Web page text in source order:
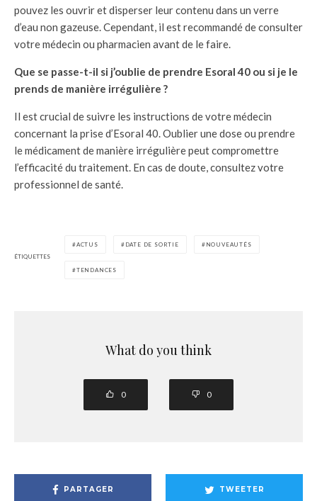
pouvez les ouvrir et disperser leur contenu dans un verre
d’eau non gazeuse. Cependant, il est recommandé de consulter
votre médecin ou pharmacien avant de le faire.
Que se passe-t-il si j’oublie de prendre Esoral 40 ou si je le
prends de manière irrégulière ?
Il est crucial de suivre les instructions de votre médecin
concernant la prise d’Esoral 40. Oublier une dose ou prendre
le médicament de manière irrégulière peut compromettre
l’efficacité du traitement. En cas de doute, consultez votre
professionnel de santé.
ÉTIQUETTES
ACTUS DATE DE SORTIE NOUVEAUTÉS
TENDANCES
What do you think
0 0
PARTAGER TWEETER